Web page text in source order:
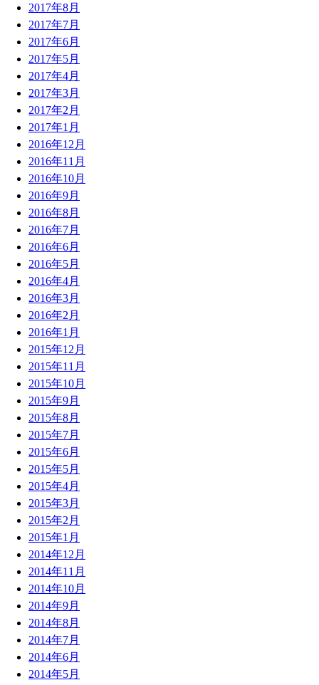
2017年8月
2017年7月
2017年6月
2017年5月
2017年4月
2017年3月
2017年2月
2017年1月
2016年12月
2016年11月
2016年10月
2016年9月
2016年8月
2016年7月
2016年6月
2016年5月
2016年4月
2016年3月
2016年2月
2016年1月
2015年12月
2015年11月
2015年10月
2015年9月
2015年8月
2015年7月
2015年6月
2015年5月
2015年4月
2015年3月
2015年2月
2015年1月
2014年12月
2014年11月
2014年10月
2014年9月
2014年8月
2014年7月
2014年6月
2014年5月